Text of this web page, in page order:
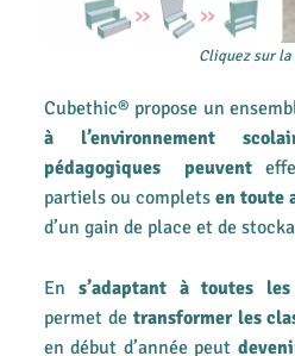
Cliquez sur
Cubethic® propose un
à l’environnement
pédagogiques peuvent
partiels ou complets en toute
d’un gain de place et de
En s’adaptant à toutes
permet de transformer les
en début d’année peut